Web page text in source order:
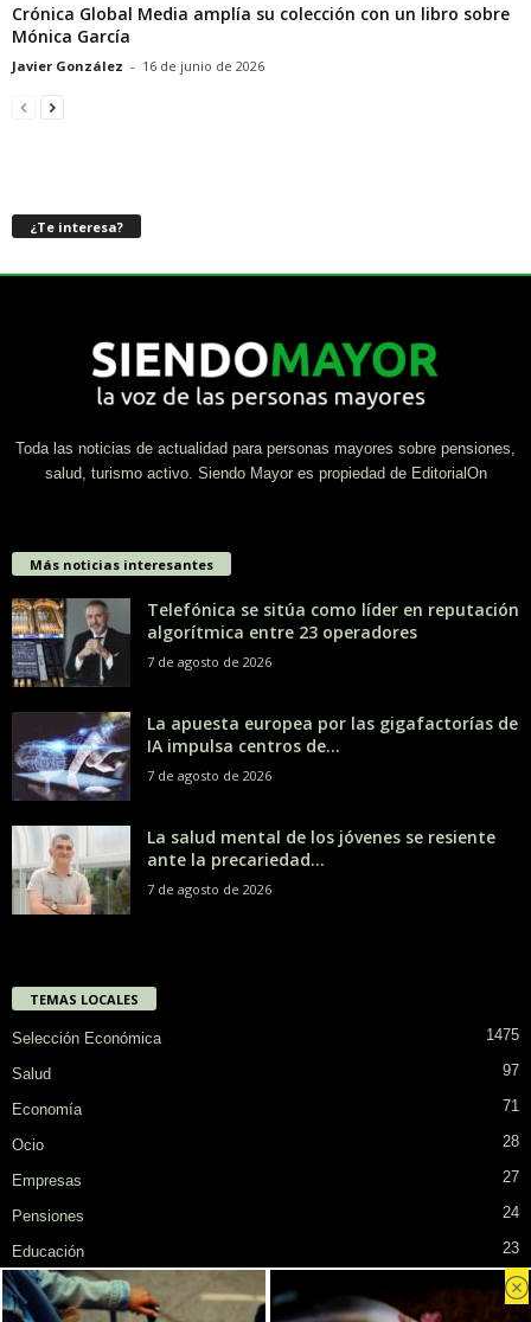
Crónica Global Media amplía su colección con un libro sobre
Mónica García
Javier González - 16 de junio de 2026
¿Te interesa?
Toda las noticias de actualidad para personas mayores sobre pensiones,
salud, turismo activo. Siendo Mayor es propiedad de EditorialOn
Más noticias interesantes
Telefónica se sitúa como líder en reputación
algorítmica entre 23 operadores
7 de agosto de 2026
La apuesta europea por las gigafactorías de
IA impulsa centros de...
7 de agosto de 2026
La salud mental de los jóvenes se resiente
ante la precariedad...
7 de agosto de 2026
TEMAS LOCALES
Selección Económica 1475
Salud 97
Economía 71
Ocio 28
Empresas 27
Pensiones 24
Educación 23